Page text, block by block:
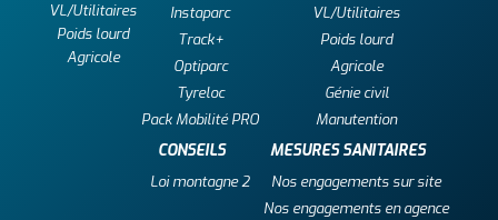
VL/Utilitaires
Poids lourd
Agricole
Instaparc
Track+
Optiparc
Tyreloc
Pack Mobilité PRO
CONSEILS
Loi montagne 2
VL/Utilitaires
Poids lourd
Agricole
Génie civil
Manutention
MESURES SANITAIRES
Nos engagements sur site
Nos engagements en agence